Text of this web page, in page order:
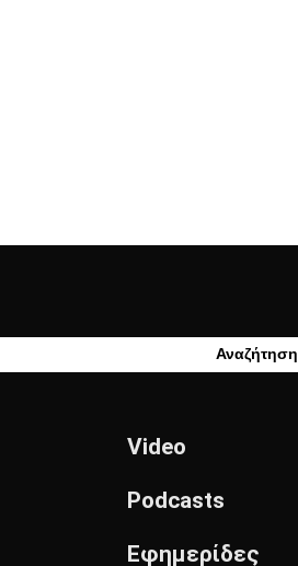
Αναζήτηση
Video
Podcasts
Εφημερίδες